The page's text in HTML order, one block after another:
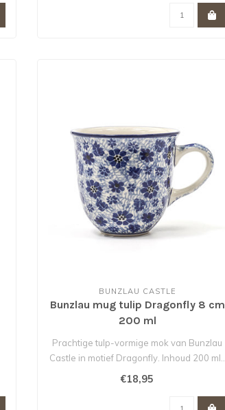
BUNZLAU CASTLE
Bunzlau mug tulip Dragonfly 8 cm
200 ml
Prachtige tulp-vormige mok van Bunzlau
Castle in motief Dragonfly. Inhoud 200 ml..
€18,95